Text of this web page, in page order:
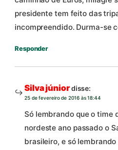
presidente tem feito das
incompreendido. Durma-se
Responder
Silva júniordisse:
25 de fevereiro de 2016 às 18:44
Só lembrando que o time
nordeste ano passado o
brasileiro, e só